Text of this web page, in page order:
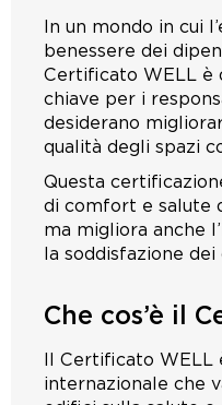
In un mondo in cui
benessere dei
Certificato WELL è
chiave per i
desiderano
qualità degli spazi
Questa
di comfort e salute
ma migliora anche
la soddisfazione dei
Che cos’è il
Il Certificato WELL
internazionale che